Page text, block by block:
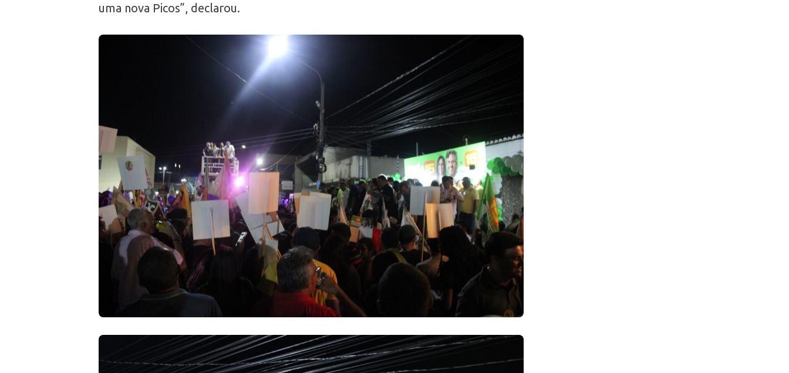
uma nova Picos”, declarou.